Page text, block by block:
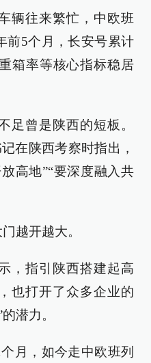
辆往来繁忙，中欧班
前5个月，长安号累计
箱率等核心指标稳居
足曾是陕西的短板。
在陕西考察时指出，
高地”“要深度融入共
越开越大。
，指引陕西搭建起高
也打开了众多企业的
潜力。
月，如今走中欧班列